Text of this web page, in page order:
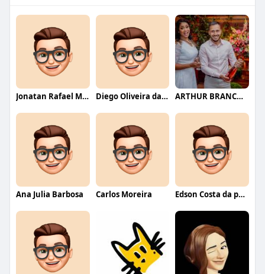
Jonatan Rafael Mello Diego Oliveira da Motta ARTHUR BRANCO FERNANDES
Ana Julia Barbosa Carlos Moreira Edson Costa da paixão